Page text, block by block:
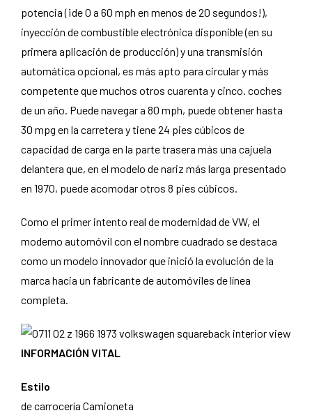
potencia (¡de 0 a 60 mph en menos de 20 segundos!),
inyección de combustible electrónica disponible (en su
primera aplicación de producción) y una transmisión
automática opcional, es más apto para circular y más
competente que muchos otros cuarenta y cinco. coches
de un año. Puede navegar a 80 mph, puede obtener hasta
30 mpg en la carretera y tiene 24 pies cúbicos de
capacidad de carga en la parte trasera más una cajuela
delantera que, en el modelo de nariz más larga presentado
en 1970, puede acomodar otros 8 pies cúbicos.
Como el primer intento real de modernidad de VW, el
moderno automóvil con el nombre cuadrado se destaca
como un modelo innovador que inició la evolución de la
marca hacia un fabricante de automóviles de línea
completa.
INFORMACIÓN VITAL
Estilo
de carrocería Camioneta